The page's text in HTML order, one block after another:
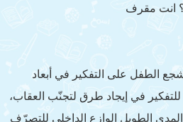
انت مقرف
الطفل على التفكير في أبعاد
للتفكير في إيجاد طرق لتجنّب العقاب،
الطويل الوازع الداخلي للتصرّف